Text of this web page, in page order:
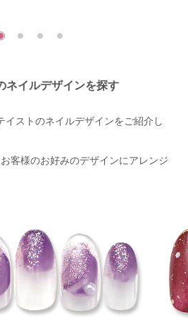
ネイルデザインを探す
イストのネイルデザインをご紹介し
客様のお好みのデザインにアレンジ